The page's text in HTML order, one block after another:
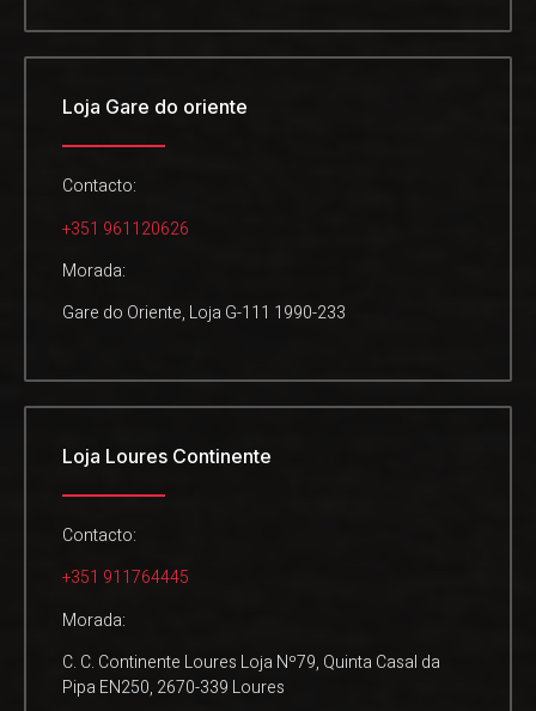
Loja Gare do oriente
Contacto:
+351 961120626
Morada:
Gare do Oriente, Loja G-111 1990-233
Loja Loures Continente
Contacto:
+351 911764445
Morada:
C. C. Continente Loures Loja Nº79, Quinta Casal da
Pipa EN250, 2670-339 Loures